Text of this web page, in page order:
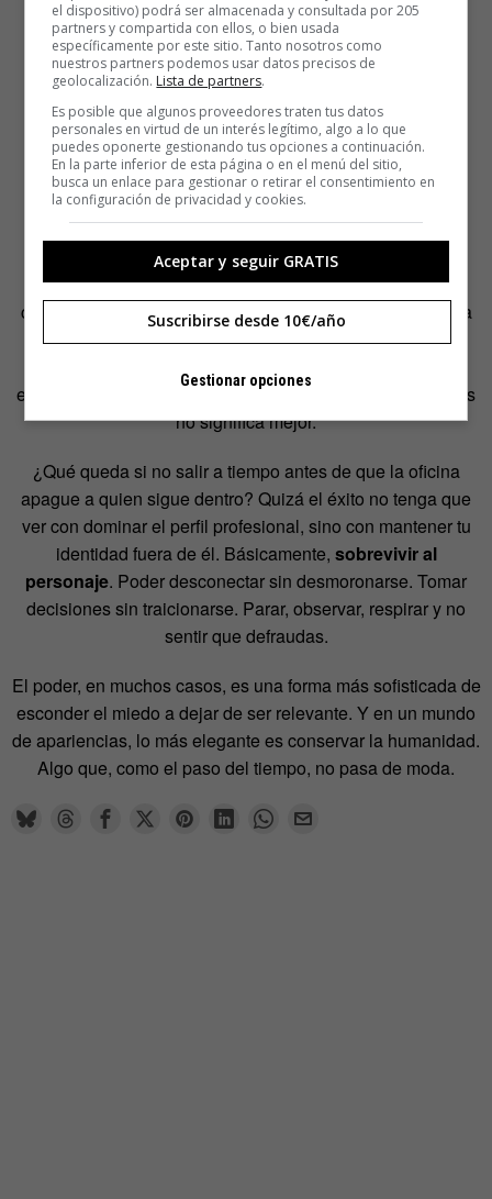
Y, un día más, la realidad no supera a la ficción. En cierta
cultura empresarial, se mantiene como símbolo de éxito la
idea de alcanzar únicamente metas profesionales,
externa. Sin embargo, lo que filtra esta secuela es que más
no significa mejor.
¿Qué queda si no salir a tiempo antes de que la oficina
apague a quien sigue dentro? Quizá el éxito no tenga que
ver con dominar el perfil profesional, sino con mantener tu
identidad fuera de él. Básicamente, sobrevivir al
personaje. Poder desconectar sin desmoronarse. Tomar
decisiones sin traicionarse. Parar, observar, respirar y no
sentir que defraudas.
El poder, en muchos casos, es una forma más sofisticada de
esconder el miedo a dejar de ser relevante. Y en un mundo
de apariencias, lo más elegante es conservar la humanidad.
Algo que, como el paso del tiempo, no pasa de moda.
el dispositivo) podrá ser almacenada y consultada por 205
partners y compartida con ellos, o bien usada
específicamente por este sitio. Tanto nosotros como
nuestros partners podemos usar datos precisos de
geolocalización. Lista de partners.
Es posible que algunos proveedores traten tus datos
personales en virtud de un interés legítimo, algo a lo que
puedes oponerte gestionando tus opciones a continuación.
En la parte inferior de esta página o en el menú del sitio,
busca un enlace para gestionar o retirar el consentimiento en
la configuración de privacidad y cookies.
Aceptar y seguir GRATIS
Suscribirse desde 10€/año
Gestionar opciones